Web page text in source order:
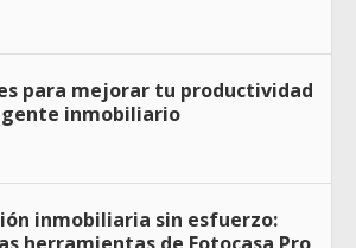
para mejorar tu productividad
inmobiliario
inmobiliaria sin esfuerzo: